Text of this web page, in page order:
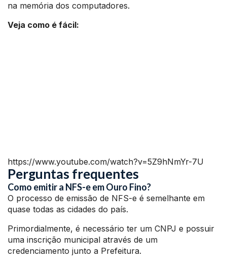
na memória dos computadores.
Veja como é fácil:
https://www.youtube.com/watch?v=5Z9hNmYr-7U
Perguntas frequentes
Como emitir a NFS-e em Ouro Fino?
O processo de emissão de NFS-e é semelhante em
quase todas as cidades do país.
Primordialmente, é necessário ter um CNPJ e possuir
uma inscrição municipal através de um
credenciamento junto a Prefeitura.